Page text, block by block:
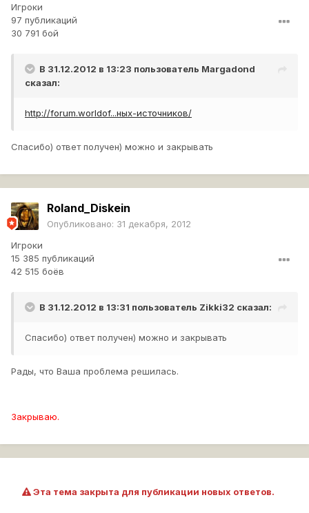
Игроки
97 публикаций
30 791 бой
В 31.12.2012 в 13:23 пользователь Margadond
сказал:
http://forum.worldof...ных-источников/
Спасибо) ответ получен) можно и закрывать
Roland_Diskein
Опубликовано: 31 декабря, 2012
Игроки
15 385 публикаций
42 515 боёв
В 31.12.2012 в 13:31 пользователь Zikki32 сказал:
Спасибо) ответ получен) можно и закрывать
Рады, что Ваша проблема решилась.
Закрываю.
Эта тема закрыта для публикации новых ответов.